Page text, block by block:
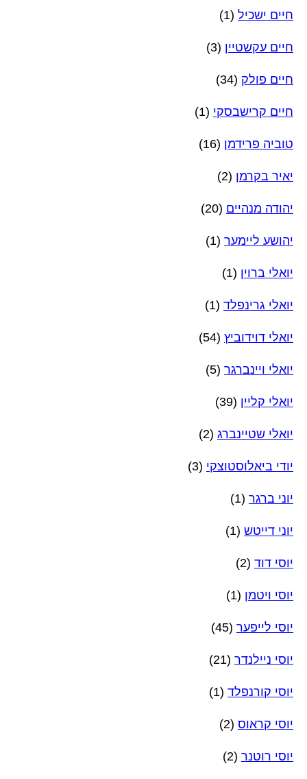
חיים ישכיל (1)
חיים עקשטיין (3)
חיים פולק (34)
חיים קרישבסקי (1)
טוביה פרידמן (16)
יאיר בקרמן (2)
יהודה מנהיים (20)
יהושע ליימער (1)
יואלי ברוין (1)
יואלי גרינפלד (1)
יואלי דוידוביץ (54)
יואלי ויינברגר (5)
יואלי קליין (39)
יואלי שטיינברג (2)
יודי ביאלוסטוצקי (3)
יוני ברגר (1)
יוני דייטש (1)
יוסי דוד (2)
יוסי ויטמן (1)
יוסי לייפער (45)
יוסי ניילנדר (21)
יוסי קורנפלד (1)
יוסי קראוס (2)
יוסי רוטנר (2)